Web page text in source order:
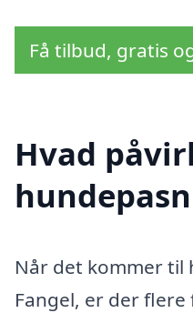
Få tilbud, gratis
Hvad
Når det kommer til
Fangel, er der